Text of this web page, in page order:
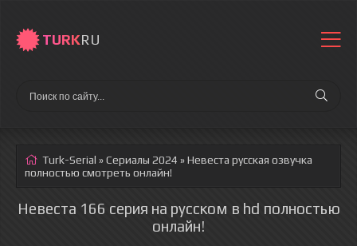
TURKRU
Turk-Serial »Сериалы 2024 » Невеста русская озвучка
полностью смотреть онлайн!
Невеста 166 серия на русском в hd полностью
онлайн!